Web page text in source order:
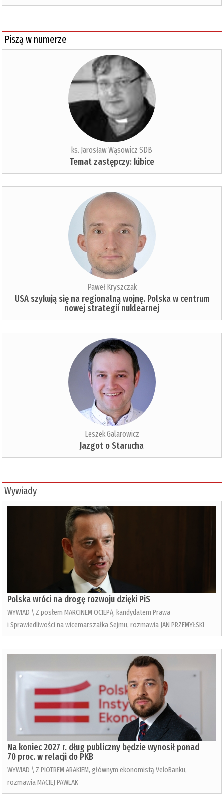
Piszą w numerze
ks. Jarosław Wąsowicz SDB
Temat zastępczy: kibice
Paweł Kryszczak
USA szykują się na regionalną wojnę. Polska w centrum
nowej strategii nuklearnej
Leszek Galarowicz
Jazgot o Starucha
Wywiady
Polska wróci na drogę rozwoju dzięki PiS
WYWIAD \ Z posłem MARCINEM OCIEPĄ, kandydatem Prawa
i Sprawiedliwości na wicemarszałka Sejmu, rozmawia JAN PRZEMYŁSKI
Na koniec 2027 r. dług publiczny będzie wynosił ponad
70 proc. w relacji do PKB
WYWIAD \ Z PIOTREM ARAKIEM, głównym ekonomistą VeloBanku,
rozmawia MACIEJ PAWLAK